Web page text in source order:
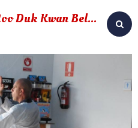
World Moo Duk Kwan Belgium